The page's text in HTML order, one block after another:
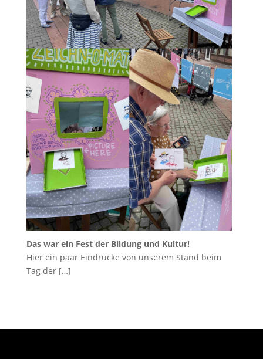
Das war ein Fest der Bildung und Kultur!
Hier ein paar Eindrücke von unserem Stand beim
Tag der […]